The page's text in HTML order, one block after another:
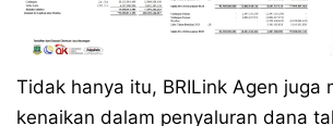
Tidak hanya itu, BRILink Agen juga
kenaikan dalam penyaluran dana